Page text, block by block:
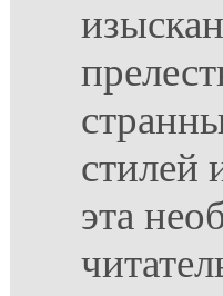
стилей
эта